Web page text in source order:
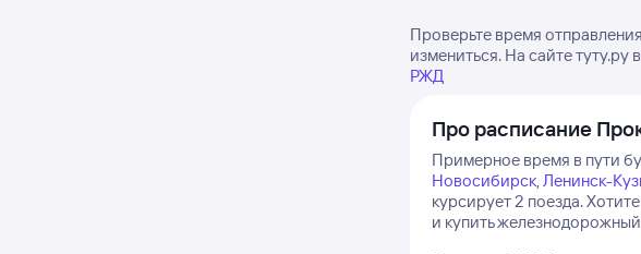
Проверьте время
измениться. На сайте
РЖД
Про расписание
Примерное время в пути
Новосибирск,Ленинск-
курсирует 2 поезда.
и купить